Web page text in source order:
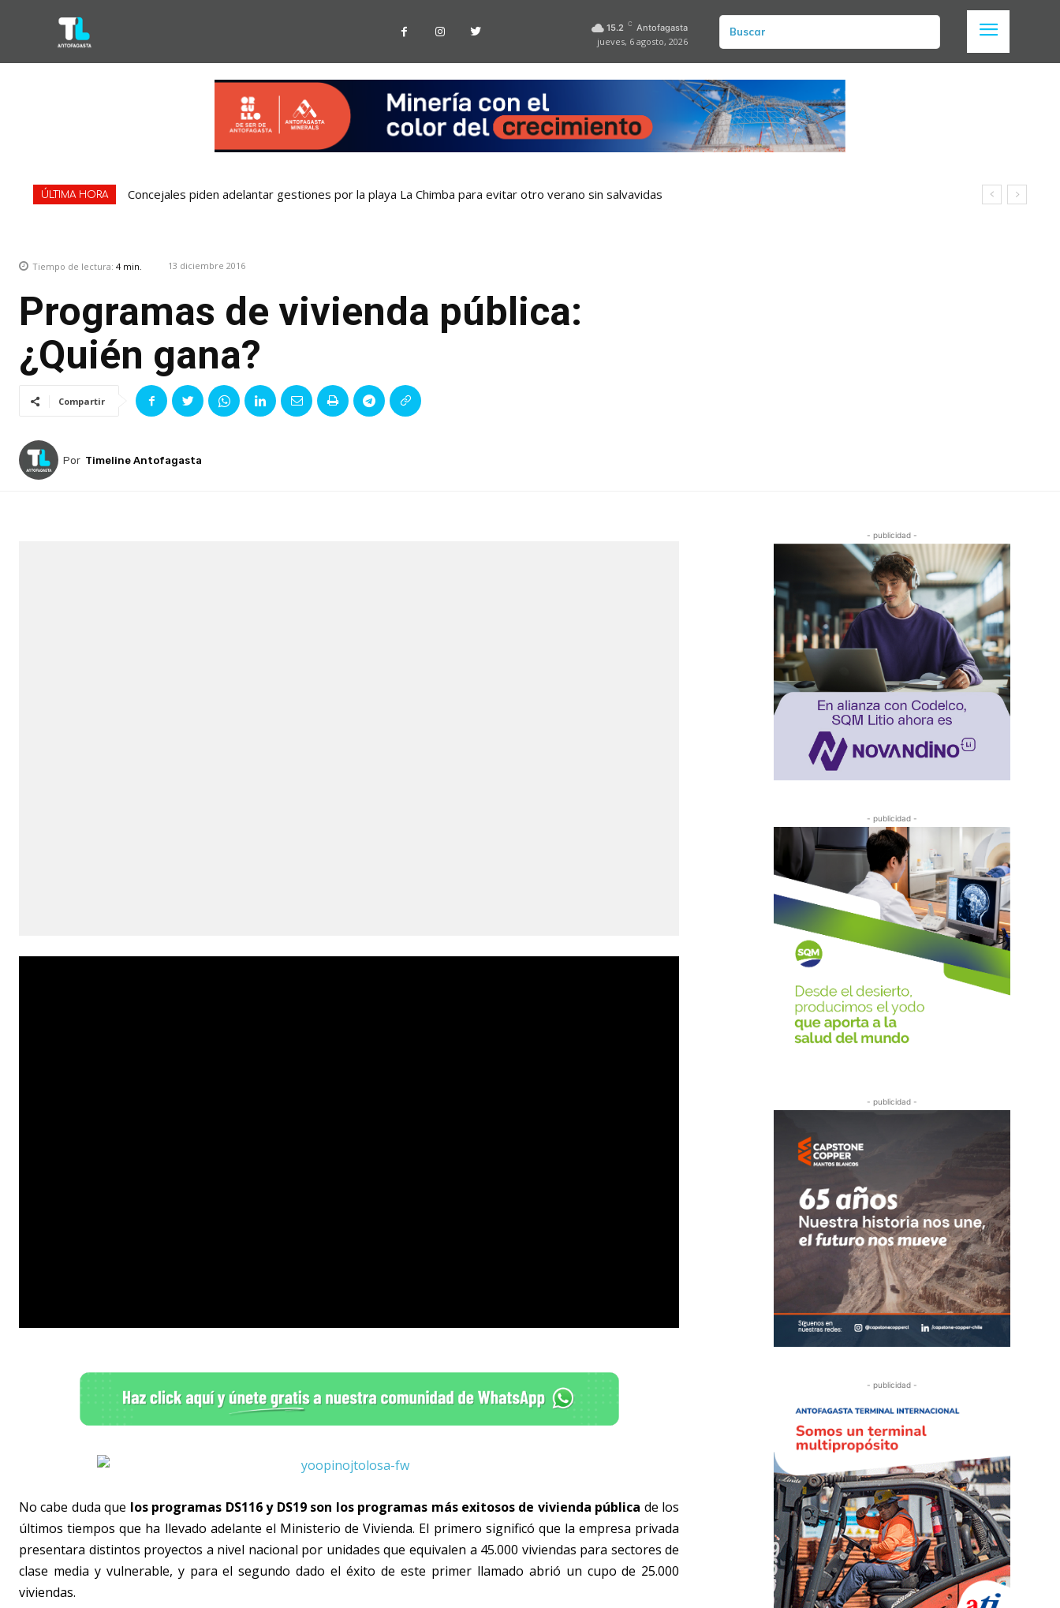
15.2 C Antofagasta
jueves, 6 agosto, 2026
Buscar
ÚLTIMA HORA Concejales piden adelantar gestiones por la playa La Chimba para evitar otro verano sin salvavidas
Tiempo de lectura: 4min. 13 diciembre 2016
Programas de vivienda pública:
¿Quién gana?
Compartir
Por Timeline Antofagasta
No cabe duda que los programas DS116 y DS19 son los programas más exitosos de vivienda pública de los
últimos tiempos que ha llevado adelante el Ministerio de Vivienda. El primero significó que la empresa privada
presentara distintos proyectos a nivel nacional por unidades que equivalen a 45.000 viviendas para sectores de
clase media y vulnerable, y para el segundo dado el éxito de este primer llamado abrió un cupo de 25.000
viviendas.
- publicidad -
- publicidad -
- publicidad -
- publicidad -